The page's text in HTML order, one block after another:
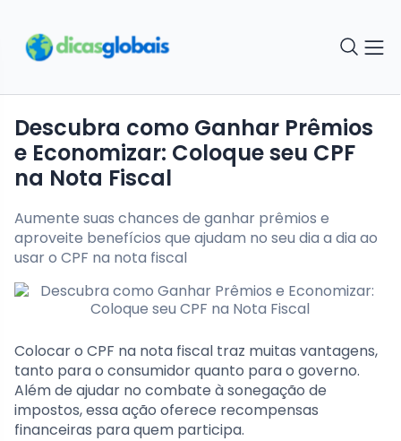
Descubra como Ganhar Prêmios
e Economizar: Coloque seu CPF
na Nota Fiscal
Aumente suas chances de ganhar prêmios e
aproveite benefícios que ajudam no seu dia a dia ao
usar o CPF na nota fiscal
Colocar o CPF na nota fiscal traz muitas vantagens,
tanto para o consumidor quanto para o governo.
Além de ajudar no combate à sonegação de
impostos, essa ação oferece recompensas
financeiras para quem participa.